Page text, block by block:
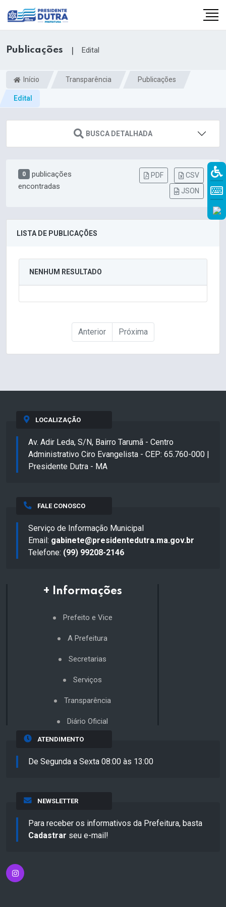
Publicações | Edital
Início Transparência Publicações
Edital
BUSCA DETALHADA
0
publicações
encontradas
PDF
CSV
JSON
LISTA DE PUBLICAÇÕES
NENHUM RESULTADO
Anterior Próxima
LOCALIZAÇÃO
Av. Adir Leda, S/N, Bairro Tarumã - Centro
Administrativo Ciro Evangelista - CEP: 65.760-000 |
Presidente Dutra - MA
FALE CONOSCO
Serviço de Informação Municipal
Email: gabinete@presidentedutra.ma.gov.br
Telefone: (99) 99208-2146
+ Informações
Prefeito e Vice
A Prefeitura
Secretarias
Serviços
Transparência
Diário Oficial
ATENDIMENTO
De Segunda a Sexta 08:00 às 13:00
NEWSLETTER
Para receber os informativos da Prefeitura, basta
Cadastrar seu e-mail!